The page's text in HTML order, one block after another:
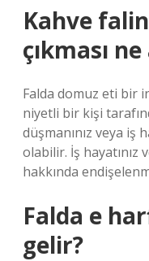
Kahve
çıkması
Falda domuz eti bir
niyetli bir kişi
düşmanınız veya iş
olabilir. İş hayatınız
hakkında
Falda e
gelir?